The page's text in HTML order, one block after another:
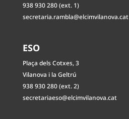
938 930 280 (ext. 1)
secretaria.rambla@elcimvilanova.cat
ESO
Plaça dels Cotxes, 3
Vilanova i la Geltrú
938 930 280 (ext. 2)
secretariaeso@elcimvilanova.cat